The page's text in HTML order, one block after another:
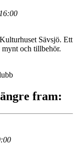
Sävsjö. Ett
mynt och tillbehör.
fram: